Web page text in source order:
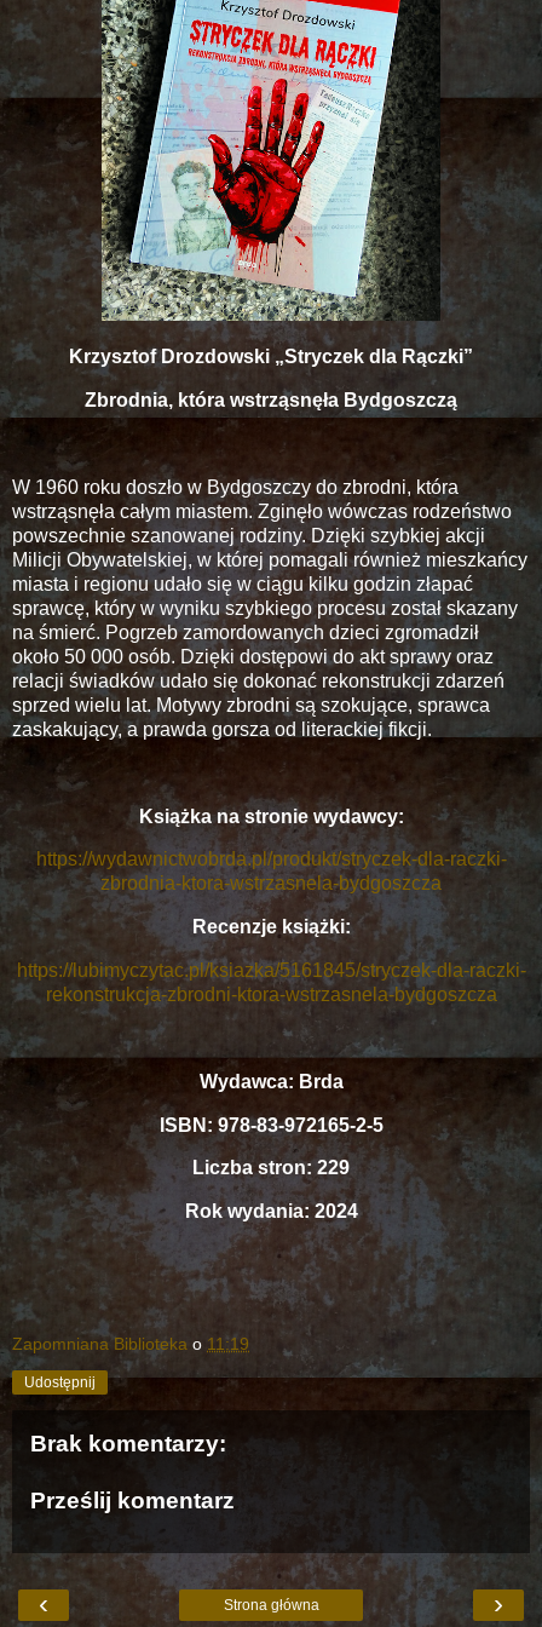
Krzysztof Drozdowski „Stryczek dla Rączki”
Zbrodnia, która wstrząsnęła Bydgoszczą
W 1960 roku doszło w Bydgoszczy do zbrodni, która
wstrząsnęła całym miastem. Zginęło wówczas rodzeństwo
powszechnie szanowanej rodziny. Dzięki szybkiej akcji
Milicji Obywatelskiej, w której pomagali również mieszkańcy
miasta i regionu udało się w ciągu kilku godzin złapać
sprawcę, który w wyniku szybkiego procesu został skazany
na śmierć. Pogrzeb zamordowanych dzieci zgromadził
około 50 000 osób. Dzięki dostępowi do akt sprawy oraz
relacji świadków udało się dokonać rekonstrukcji zdarzeń
sprzed wielu lat. Motywy zbrodni są szokujące, sprawca
zaskakujący, a prawda gorsza od literackiej fikcji.
Książka na stronie wydawcy:
https://wydawnictwobrda.pl/produkt/stryczek-dla-raczki-
zbrodnia-ktora-wstrzasnela-bydgoszcza
Recenzje książki:
https://lubimyczytac.pl/ksiazka/5161845/stryczek-dla-raczki-
rekonstrukcja-zbrodni-ktora-wstrzasnela-bydgoszcza
Wydawca: Brda
ISBN: 978-83-972165-2-5
Liczba stron: 229
Rok wydania: 2024
Zapomniana Biblioteka o 11:19
Udostępnij
Brak komentarzy:
Prześlij komentarz
‹ ›
Strona główna